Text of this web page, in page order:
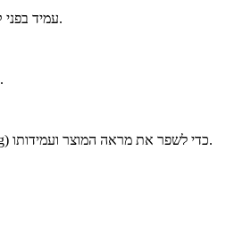
עמיד בפני קורוזיה, אסתטי ונעים לעין, מתאים לסביבות חיצוניות או לחות.
קל משקל, בעל מוליכות תרמית מעולה, מתאים לתעשיות החשמל והתחבורה.
אנו מציעים גם אפשרויות טיפול פני שטח כגון ציפוי אבקה, גלוון וציפוי אלקטרופורטי (E-coating) כדי לשפר את מראה המוצר ועמידותו.